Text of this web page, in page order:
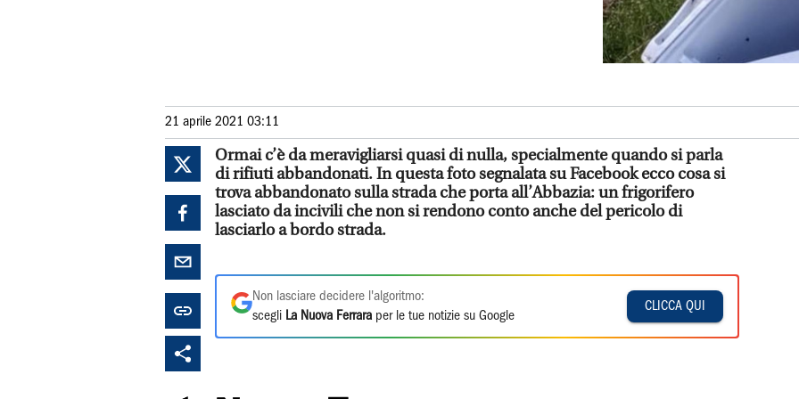
21 aprile 2021 03:11
Ormai c’è da meravigliarsi quasi di nulla, specialmente quando si parla
di rifiuti abbandonati. In questa foto segnalata su Facebook ecco cosa si
trova abbandonato sulla strada che porta all’Abbazia: un frigorifero
lasciato da incivili che non si rendono conto anche del pericolo di
lasciarlo a bordo strada.
Non lasciare decidere l'algoritmo:
scegli La Nuova Ferrara per le tue notizie su Google
CLICCA QUI